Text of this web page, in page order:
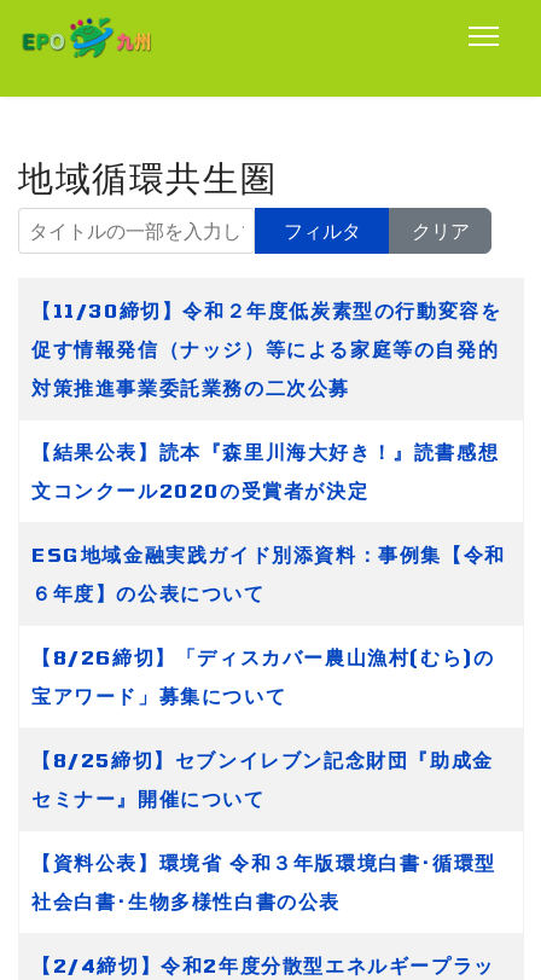
地域循環共生圏
タイトルの一部を入力してください
フィルタ クリア
タイトル
【11/30締切】令和２年度低炭素型の行動変容を
促す情報発信（ナッジ）等による家庭等の自発的
対策推進事業委託業務の二次公募
【結果公表】読本『森里川海大好き！』読書感想
文コンクール2020の受賞者が決定
ESG地域金融実践ガイド別添資料：事例集【令和
６年度】の公表について
【8/26締切】「ディスカバー農山漁村(むら)の
宝アワード」募集について
【8/25締切】セブンイレブン記念財団『助成金
セミナー』開催について
【資料公表】環境省 令和３年版環境白書･循環型
社会白書･生物多様性白書の公表
【2/4締切】令和2年度分散型エネルギープラッ